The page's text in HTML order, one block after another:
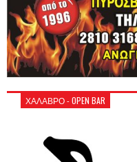
ΧΑΛΑΒΡΟ - OPEN BAR